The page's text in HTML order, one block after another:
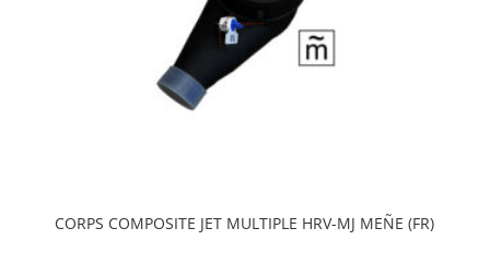
CORPS COMPOSITE JET MULTIPLE HRV-MJ MEÑE (FR)